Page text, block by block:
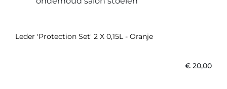
Leder 'Protection Set' 2 X 0,15L - Oranje
€ 20,00